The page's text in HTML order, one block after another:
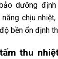
dưỡng
chịu
bền ổn định
thu